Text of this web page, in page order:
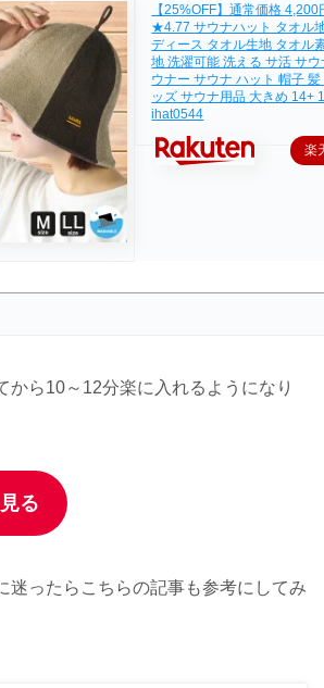
【25%OFF】通常価格 4,200
★4.77 サウナハット タオル
ディース タオル生地 タオル
地 洗濯可能 洗える サ活 サ
ウナー サウナ ハット 帽子
ッズ サウナ用品 大きめ 14+
ihat0544
楽
ら10～12分楽に入れるようになり
る
迷ったらこちらの記事も参考にしてみ